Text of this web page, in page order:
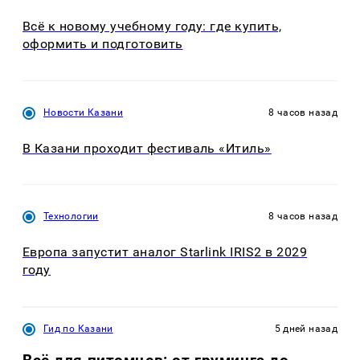
Всё к новому учебному году: где купить,
оформить и подготовить
Новости Казани 8 часов назад
В Казани проходит фестиваль «Итиль»
Технологии 8 часов назад
Европа запустит аналог Starlink IRIS2 в 2029
году
Гид по Казани 5 дней назад